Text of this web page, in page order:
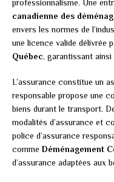
professionnalisme. Une
canadienne des
envers les normes de
une licence valide délivrée
Québec, garantissant
L’assurance constitue un
responsable propose une
biens durant le transport.
modalités d’assurance et
police d’assurance
comme Déménagement
d’assurance adaptées aux